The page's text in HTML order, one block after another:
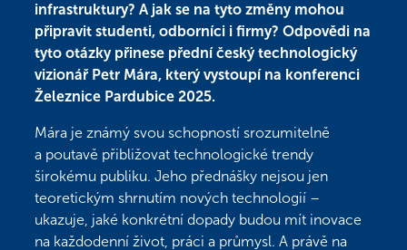
infrastruktury? A jak se na tyto změny mohou
připravit studenti, odborníci i firmy? Odpovědi na
tyto otázky přinese přední český technologický
vizionář Petr Mára, který vystoupí na konferenci
Železnice Pardubice 2025.
Mára je známý svou schopností srozumitelně
a poutavě přibližovat technologické trendy
širokému publiku. Jeho přednášky nejsou jen
teoretickým shrnutím nových technologií –
ukazuje, jaké konkrétní dopady budou mít inovace
na každodenní život, práci a průmysl. A právě na